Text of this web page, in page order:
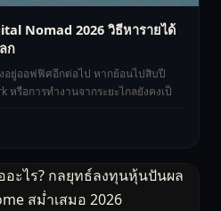
Nomad 2026 วิธีหารายได้
ก
อยู่ออฟฟิศอีกต่อไป หากย้อนไปสิบปี
หรือการทำงานจากระยะไกลยังคงเป็